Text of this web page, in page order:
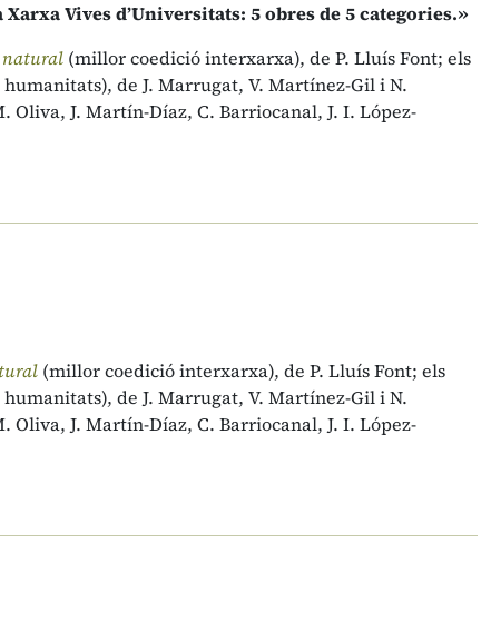
Vives d’Universitats: 5 obres de 5 categories.»
natural (millor coedició interxarxa), de P. Lluís Font; els
de J. Marrugat, V. Martínez-Gil i N.
J. Martín-Díaz, C. Barriocanal, J. I. López-
(millor coedició interxarxa), de P. Lluís Font; els
de J. Marrugat, V. Martínez-Gil i N.
J. Martín-Díaz, C. Barriocanal, J. I. López-